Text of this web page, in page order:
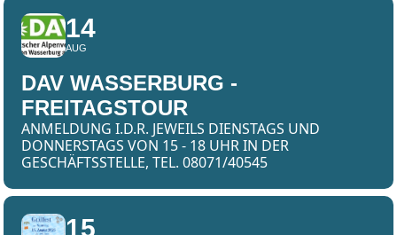
14
AUG
DAV WASSERBURG -
FREITAGSTOUR
ANMELDUNG I.D.R. JEWEILS DIENSTAGS UND
DONNERSTAGS VON 15 - 18 UHR IN DER
GESCHÄFTSSTELLE, TEL. 08071/40545
15